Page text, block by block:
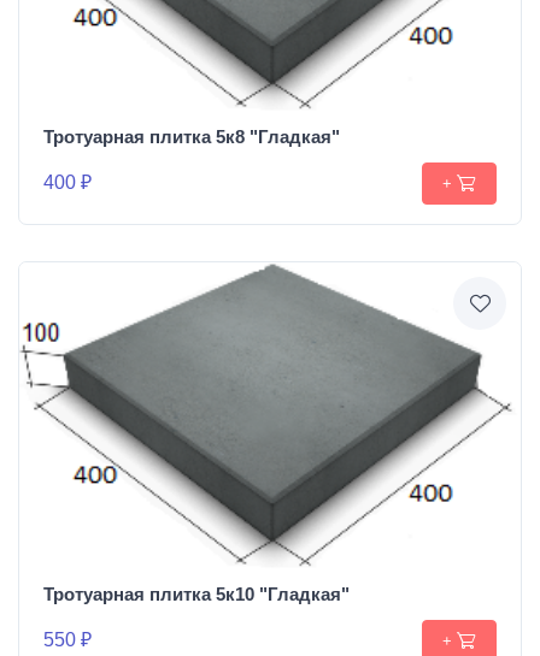
Тротуарная плитка 5к8 "Гладкая"
400 ₽ +
Тротуарная плитка 5к10 "Гладкая"
550 ₽ +